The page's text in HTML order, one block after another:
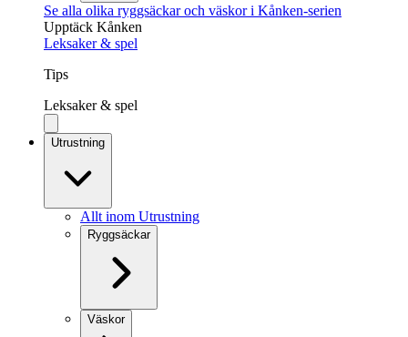
Se alla olika ryggsäckar och väskor i Kånken-serien
Upptäck Kånken
Leksaker & spel
Tips
Leksaker & spel
Utrustning
Allt inom Utrustning
Ryggsäckar
Väskor